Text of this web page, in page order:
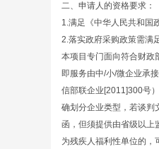
二、申请人的资格要求：
1.满足《中华人民共和国
2.落实政府采购政策需满
本项目专门面向符合财政
即服务由中/小/微企业承
信部联企业[2011]300号
确划分企业类型，若谈判
函，但须提供由省级以上
为残疾人福利性单位的